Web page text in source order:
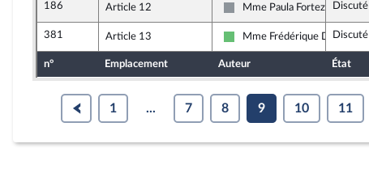
186 Article 12
Non inscrit
Mme Paula Forteza Discuté
381 Article 13
Libertés et Territoires
Mme Frédérique Dumas
Discuté
n° Emplacement Auteur État
1 ... 7 8 9 10 11